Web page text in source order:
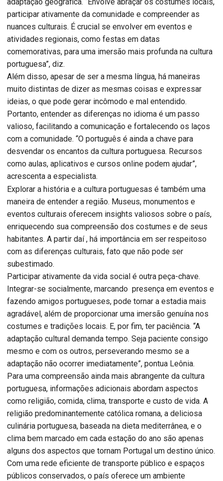
participar ativamente da comunidade e compreender as
nuances culturais. É crucial se envolver em eventos e
atividades regionais, como festas em datas
comemorativas, para uma imersão mais profunda na cultura
portuguesa”, diz.
Além disso, apesar de ser a mesma língua, há maneiras
muito distintas de dizer as mesmas coisas e expressar
ideias, o que pode gerar incômodo e mal entendido.
Portanto, entender as diferenças no idioma é um passo
valioso, facilitando a comunicação e fortalecendo os laços
com a comunidade. “O português é ainda a chave para
desvendar os encantos da cultura portuguesa. Recursos
como aulas, aplicativos e cursos online podem ajudar”,
acrescenta a especialista.
Explorar a história e a cultura portuguesas é também uma
maneira de entender a região. Museus, monumentos e
eventos culturais oferecem insights valiosos sobre o país,
enriquecendo sua compreensão dos costumes e de seus
habitantes. A partir daí , há importância em ser respeitoso
com as diferenças culturais, fato que não pode ser
subestimado.
Participar ativamente da vida social é outra peça-chave.
Integrar-se socialmente, marcando presença em eventos e
fazendo amigos portugueses, pode tornar a estadia mais
agradável, além de proporcionar uma imersão genuína nos
costumes e tradições locais. E, por fim, ter paciência. “A
adaptação cultural demanda tempo. Seja paciente consigo
mesmo e com os outros, perseverando mesmo se a
adaptação não ocorrer imediatamente”, pontua Leônia.
Para uma compreensão ainda mais abrangente da cultura
portuguesa, informações adicionais abordam aspectos
como religião, comida, clima, transporte e custo de vida. A
religião predominantemente católica romana, a deliciosa
culinária portuguesa, baseada na dieta mediterrânea, e o
clima bem marcado em cada estação do ano são apenas
alguns dos aspectos que tornam Portugal um destino único.
Com uma rede eficiente de transporte público e espaços
públicos conservados, o país oferece um ambiente